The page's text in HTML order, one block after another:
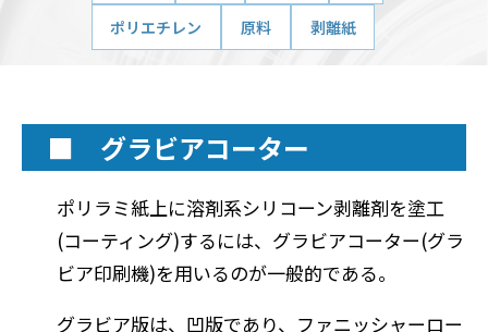
ポリエチレン 原料 剥離紙
■ グラビアコーター
ポリラミ紙上に溶剤系シリコーン剥離剤を塗工
(コーティング)するには、グラビアコーター(グラ
ビア印刷機)を用いるのが一般的である。
グラビア版は、凹版であり、ファニッシャーロー